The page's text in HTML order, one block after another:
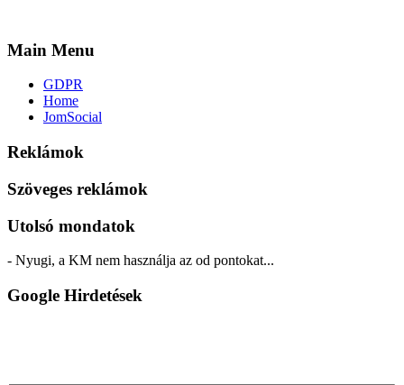
Main Menu
GDPR
Home
JomSocial
Reklámok
Szöveges reklámok
Utolsó mondatok
- Nyugi, a KM nem használja az od pontokat...
Google Hirdetések